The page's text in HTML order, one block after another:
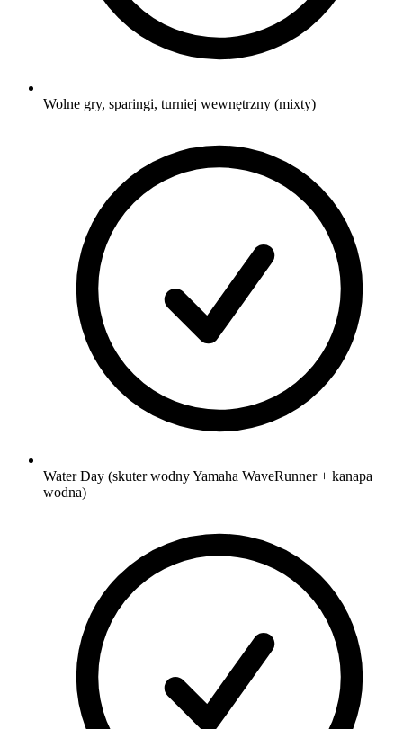
Wolne gry, sparingi, turniej wewnętrzny (mixty)
Water Day (skuter wodny Yamaha WaveRunner + kanapa
wodna)